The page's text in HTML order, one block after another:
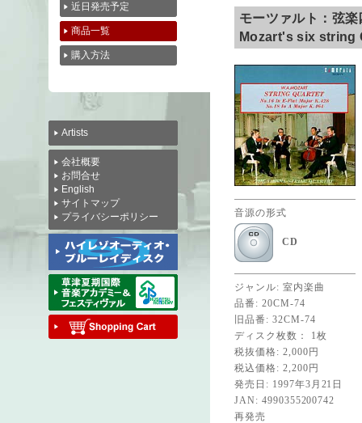
近日発売予定
商品一覧
購入方法
Artists
会社概要
お問合せ
English
サイトマップ
プライバシーポリシー
モーツァルト：弦
Mozart's six string
音源の形式
CD
ジャンル: 室内楽曲
品番: 20CM-74
旧品番: 32CM-74
ディスク枚数： 1枚
税抜価格: 2,000円
税込価格: 2,200円
発売日: 1997年3月21日
JAN: 4990355200742
再発売